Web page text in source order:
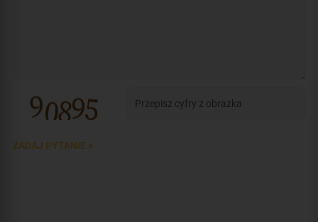
ZADAJ PYTANIE >